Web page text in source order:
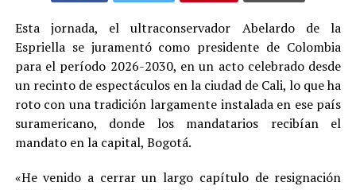
Esta jornada, el ultraconservador Abelardo de la
Espriella se juramentó como presidente de Colombia
para el período 2026-2030, en un acto celebrado desde
un recinto de espectáculos en la ciudad de Cali, lo que ha
roto con una tradición largamente instalada en ese país
suramericano, donde los mandatarios recibían el
mandato en la capital, Bogotá.
«He venido a cerrar un largo capítulo de resignación